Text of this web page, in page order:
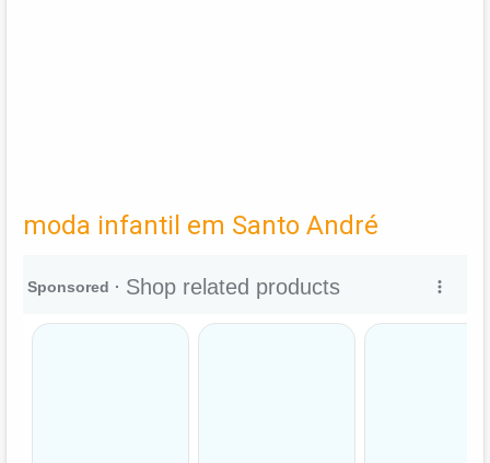
moda infantil em Santo André